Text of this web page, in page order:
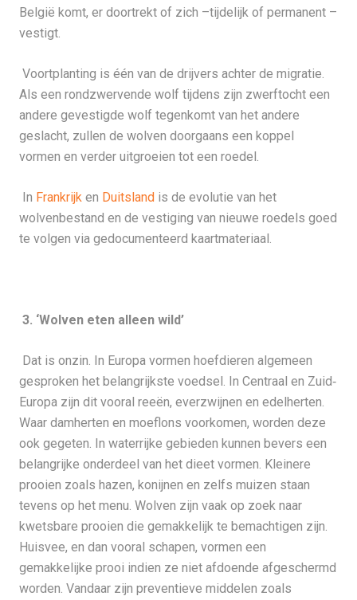
België komt, er doortrekt of zich –tijdelijk of permanent –
vestigt.
Voortplanting is één van de drijvers achter de migratie.
Als een rondzwervende wolf tijdens zijn zwerftocht een
andere gevestigde wolf tegenkomt van het andere
geslacht, zullen de wolven doorgaans een koppel
vormen en verder uitgroeien tot een roedel.
In Frankrijk en Duitslandis de evolutie van het
wolvenbestand en de vestiging van nieuwe roedels goed
te volgen via gedocumenteerd kaartmateriaal.
3. ‘Wolven eten alleen wild’
Dat is onzin. In Europa vormen hoefdieren algemeen
gesproken het belangrijkste voedsel. In Centraal en Zuid‐
Europa zijn dit vooral reeën, everzwijnen en edelherten.
Waar damherten en moeflons voorkomen, worden deze
ook gegeten. In waterrijke gebieden kunnen bevers een
belangrijke onderdeel van het dieet vormen. Kleinere
prooien zoals hazen, konijnen en zelfs muizen staan
tevens op het menu. Wolven zijn vaak op zoek naar
kwetsbare prooien die gemakkelijk te bemachtigen zijn.
Huisvee, en dan vooral schapen, vormen een
gemakkelijke prooi indien ze niet afdoende afgeschermd
worden. Vandaar zijn preventieve middelen zoals